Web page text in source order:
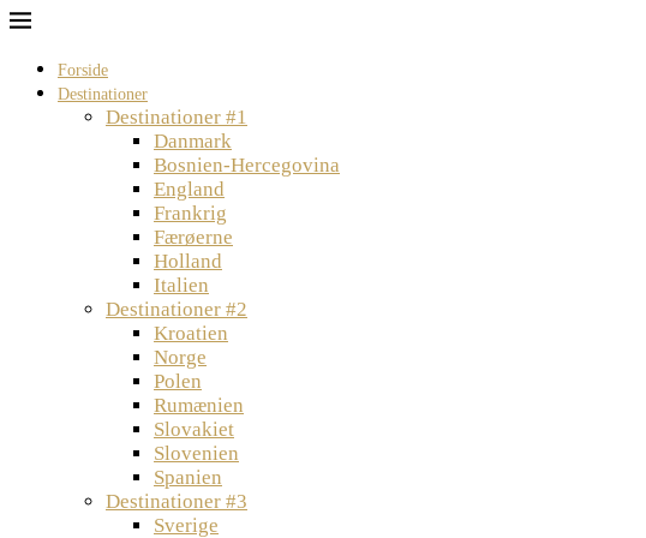
Forside
Destinationer
Destinationer #1
Danmark
Bosnien-Hercegovina
England
Frankrig
Færøerne
Holland
Italien
Destinationer #2
Kroatien
Norge
Polen
Rumænien
Slovakiet
Slovenien
Spanien
Destinationer #3
Sverige